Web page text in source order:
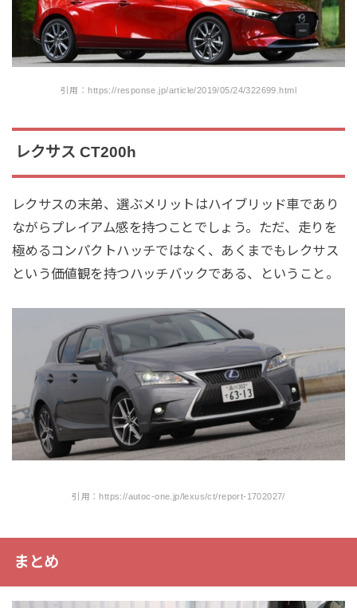
引用：https://response.jp/article/2019/05/24/322699.html
レクサス CT200h
レクサスの末弟、選ぶメリットはハイブリッド車であり
ながらプレイアム感を持つことでしょう。ただ、走りを
極めるコンパクトハッチではなく、あくまでもレクサス
という価値観を持つハッチバックである、ということ。
引用：https://autoc-one.jp/lexus/ct/report-1702027/
まとめ